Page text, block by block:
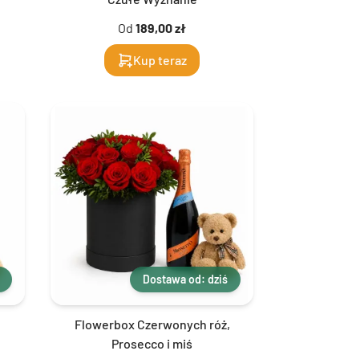
Od 189,00 zł
Kup teraz
Dostawa od: dziś
Flowerbox Czerwonych róż,
Prosecco i miś